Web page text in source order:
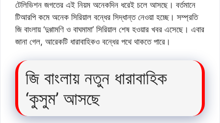
টেলিভিশন জগতের এই নিয়ম অনেকদিন ধরেই চলে আসছে। বর্তমানে
টিআরপি কমে অনেক সিরিয়াল বন্ধের সিদ্ধান্ত নেওয়া হচ্ছে। সম্প্রতি
জি বাংলায় ‘দুগ্গামণি ও বাঘমামা’ সিরিয়াল শেষ হওয়ার খবর এসেছে। এবার
জানা গেল, আরেকটি ধারাবাহিকও বন্ধের পথে থাকতে পারে।
জি বাংলায় নতুন ধারাবাহিক
‘কুসুম’ আসছে